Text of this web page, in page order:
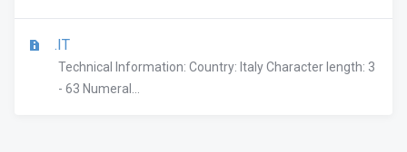
.IT
Technical Information: Country: Italy Character length: 3
- 63 Numeral...